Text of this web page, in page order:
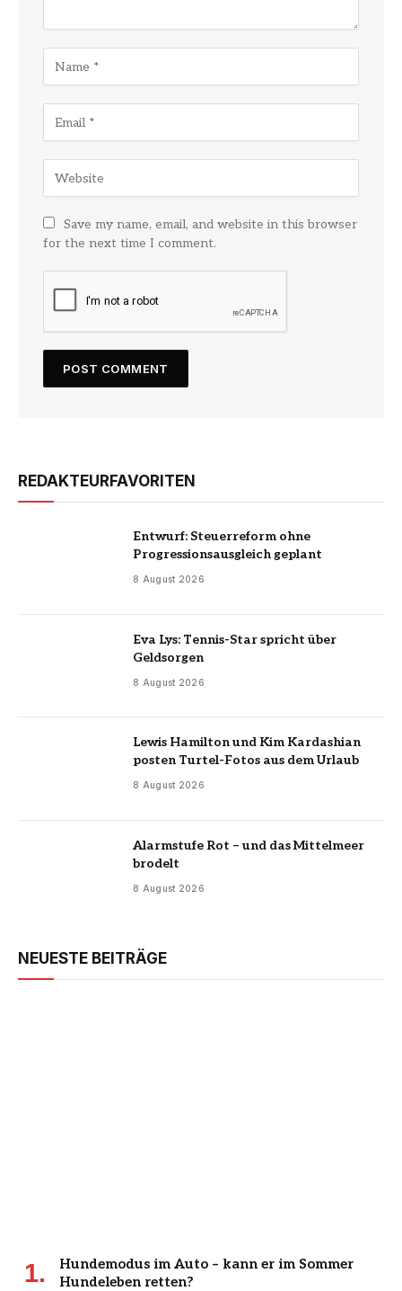
Save my name, email, and website in this browser
for the next time I comment.
REDAKTEURFAVORITEN
Entwurf: Steuerreform ohne
Progressionsausgleich geplant
8 August 2026
Eva Lys: Tennis-Star spricht über
Geldsorgen
8 August 2026
Lewis Hamilton und Kim Kardashian
posten Turtel-Fotos aus dem Urlaub
8 August 2026
Alarmstufe Rot – und das Mittelmeer
brodelt
8 August 2026
NEUESTE BEITRÄGE
Hundemodus im Auto – kann er im Sommer
Hundeleben retten?